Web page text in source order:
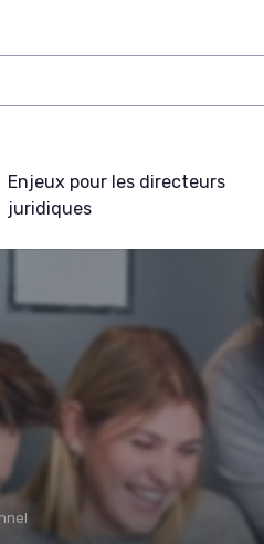
Enjeux pour les directeurs
juridiques